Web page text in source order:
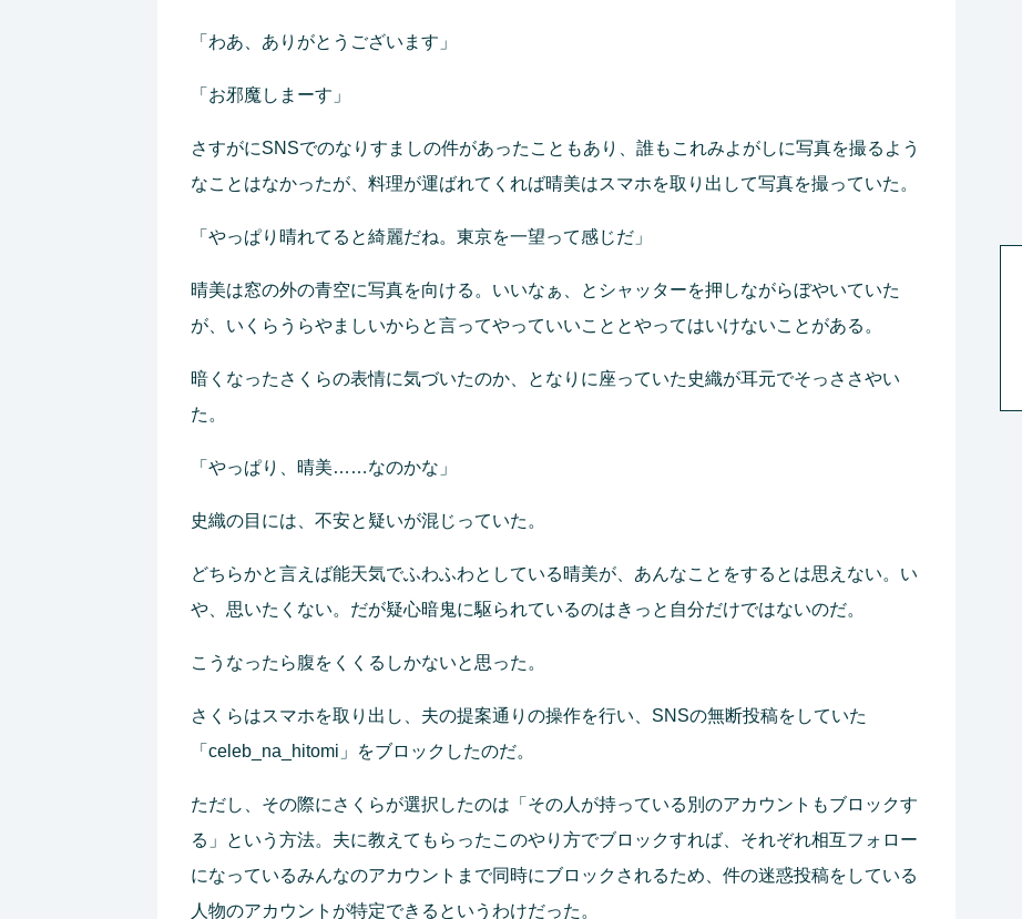
「わあ、ありがとうございます」
「お邪魔しまーす」
さすがにSNSでのなりすましの件があったこともあり、誰もこれみよがしに写真を撮るよう
なことはなかったが、料理が運ばれてくれば晴美はスマホを取り出して写真を撮っていた。
「やっぱり晴れてると綺麗だね。東京を一望って感じだ」
晴美は窓の外の青空に写真を向ける。いいなぁ、とシャッターを押しながらぼやいていた
が、いくらうらやましいからと言ってやっていいこととやってはいけないことがある。
暗くなったさくらの表情に気づいたのか、となりに座っていた史織が耳元でそっささやい
た。
「やっぱり、晴美……なのかな」
史織の目には、不安と疑いが混じっていた。
どちらかと言えば能天気でふわふわとしている晴美が、あんなことをするとは思えない。い
や、思いたくない。だが疑心暗鬼に駆られているのはきっと自分だけではないのだ。
こうなったら腹をくくるしかないと思った。
さくらはスマホを取り出し、夫の提案通りの操作を行い、SNSの無断投稿をしていた
「celeb_na_hitomi」をブロックしたのだ。
ただし、その際にさくらが選択したのは「その人が持っている別のアカウントもブロックす
る」という方法。夫に教えてもらったこのやり方でブロックすれば、それぞれ相互フォロー
になっているみんなのアカウントまで同時にブロックされるため、件の迷惑投稿をしている
人物のアカウントが特定できるというわけだった。